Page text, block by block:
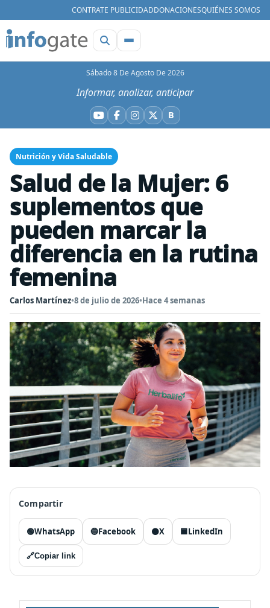
CONTRATE PUBLICIDADDONACIONESQUIÉNES SOMOS
Sábado 8 De Agosto De 2026
Informar, analizar, anticipar
YouTube
Facebook
Instagram
X BBluesky
Nutrición y Vida Saludable
Salud de la Mujer: 6
suplementos que
pueden marcar la
diferencia en la rutina
femenina
Carlos Martínez•8 de julio de 2026•Hace 4 semanas
Compartir
🟢WhatsApp 🔵Facebook ⚫X 🟦LinkedIn
🔗Copiar link